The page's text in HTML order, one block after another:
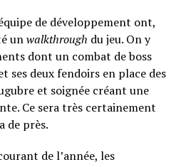
de développement ont,
unwalkthrough du jeu. On y
dont un combat de boss
ses deux fendoirs en place des
et soignée créant une
Ce sera très certainement
de près.
de l’année, les